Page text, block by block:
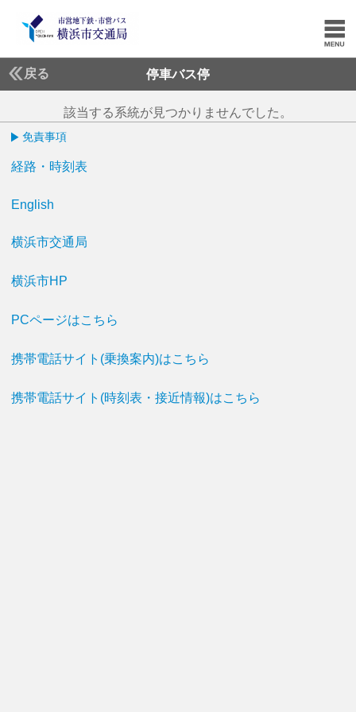
戻る 停車バス停
該当する系統が見つかりませんでした。
免責事項
経路・時刻表
English
横浜市交通局
横浜市HP
PCページはこちら
携帯電話サイト(乗換案内)はこちら
携帯電話サイト(時刻表・接近情報)はこちら